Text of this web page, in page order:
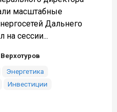
масштабные
Дальнего
на сессии...
Энергетика
Инвестиции